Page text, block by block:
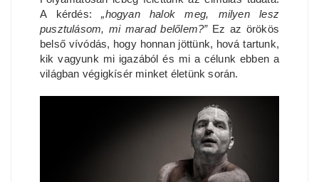
A kérdés:„hogyan halok meg, milyen lesz
pusztulásom, mi marad belőlem?”Ez az örökös
belső vívódás, hogy honnan jöttünk, hová tartunk,
kik vagyunk mi igazából és mi a célunk ebben a
világban végigkísér minket életünk során.